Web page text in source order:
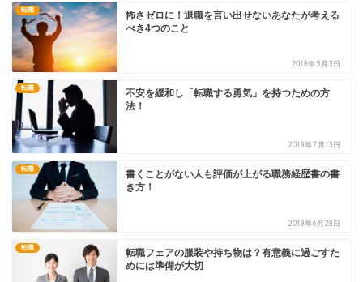
転職
怖さゼロに！退職を言い出せないあなたが考える
べき4つのこと
2018年5月3日
転職
不安を緩和し「転職する勇気」を持つための方
法！
2018年7月13日
転職
書くことがない人も評価が上がる職務経歴書の書
き方！
2018年6月28日
転職
転職フェアの服装や持ち物は？有意義に過ごすた
めには準備が大切